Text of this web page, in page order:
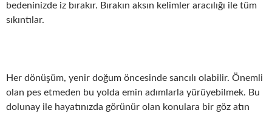
bedeninizde iz bırakır. Bırakın aksın kelimler aracılığı ile tüm
sıkıntılar.
Her dönüşüm, yenir doğum öncesinde sancılı olabilir. Önemli
olan pes etmeden bu yolda emin adımlarla yürüyebilmek. Bu
dolunay ile hayatınızda görünür olan konulara bir göz atın